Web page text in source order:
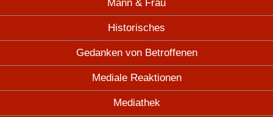
Mann & Frau
Historisches
Gedanken von Betroffenen
Mediale Reaktionen
Mediathek